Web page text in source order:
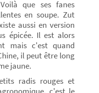
que ses fanes
en soupe. Zut
aussi en version
épicée. Il est alors
mais c'est quand
il peut être long
jaune.
radis rouges et